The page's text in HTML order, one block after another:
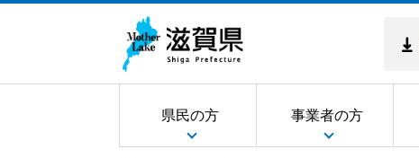
県民の方 事業者の方